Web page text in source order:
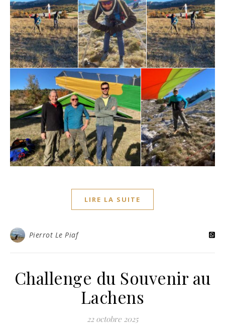
LIRE LA SUITE
Pierrot Le Piaf
Challenge du Souvenir au
Lachens
22 octobre 2025